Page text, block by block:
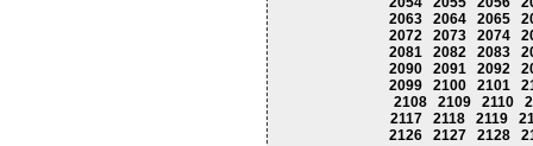
2063
2064 2065
2072
2073 2074
2081
2082 2083
2090
2091 2092
2099
2100 2101
2108
2109 2110
2117
2118 2119
2126
2127 2128